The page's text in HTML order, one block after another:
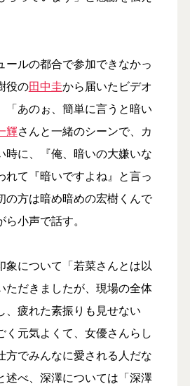
ルの都合で参加できなかっ
役の田中圭から届いたビデオ
「あのぉ、簡単に言うと暗い
輝さんと一緒のシーンで、カ
時に、『俺、暗いの大嫌いな
れて『暗いですよね』と言っ
の方は暗め暗めの宏樹くんで
小声で話す。
について「若菜さんとは以
ただきましたが、現場の全体
、疲れた素振りも見せない
く元気よくて、女優さんらし
方でみんなに愛される人だな
述べ、深澤については「深澤